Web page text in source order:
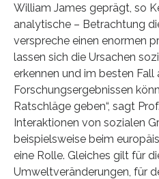
William James geprägt, so
analytische – Betrachtung
verspreche einen enormen
lassen sich die Ursachen
erkennen und im besten Fall
Forschungsergebnissen
Ratschläge geben“, sagt
Interaktionen von sozialen
beispielsweise beim
eine Rolle. Gleiches gilt für
Umweltveränderungen, für